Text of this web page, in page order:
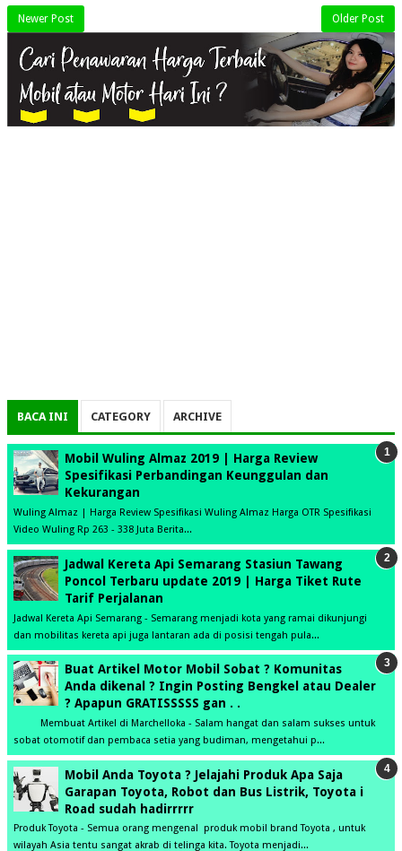
Newer Post Older Post
BACA INI CATEGORY ARCHIVE
Mobil Wuling Almaz 2019 | Harga Review
Spesifikasi Perbandingan Keunggulan dan
Kekurangan
Wuling Almaz | Harga Review Spesifikasi Wuling Almaz Harga OTR Spesifikasi
Video Wuling Rp 263 - 338 Juta Berita...
Jadwal Kereta Api Semarang Stasiun Tawang
Poncol Terbaru update 2019 | Harga Tiket Rute
Tarif Perjalanan
Jadwal Kereta Api Semarang - Semarang menjadi kota yang ramai dikunjungi
dan mobilitas kereta api juga lantaran ada di posisi tengah pula...
Buat Artikel Motor Mobil Sobat ? Komunitas
Anda dikenal ? Ingin Posting Bengkel atau Dealer
? Apapun GRATISSSSS gan . .
Membuat Artikel di Marchelloka - Salam hangat dan salam sukses untuk
sobat otomotif dan pembaca setia yang budiman, mengetahui p...
Mobil Anda Toyota ? Jelajahi Produk Apa Saja
Garapan Toyota, Robot dan Bus Listrik, Toyota i
Road sudah hadirrrrr
Produk Toyota - Semua orang mengenal produk mobil brand Toyota , untuk
wilayah Asia tentu sangat akrab di telinga kita. Toyota menjadi...